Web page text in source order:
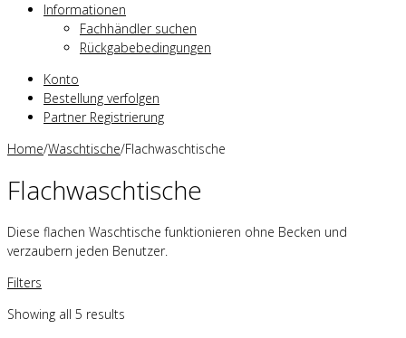
Informationen
Fachhändler suchen
Rückgabebedingungen
Konto
Bestellung verfolgen
Partner Registrierung
Home/Waschtische/Flachwaschtische
Flachwaschtische
Diese flachen Waschtische funktionieren ohne Becken und
verzaubern jeden Benutzer.
Filters
Showing all 5 results